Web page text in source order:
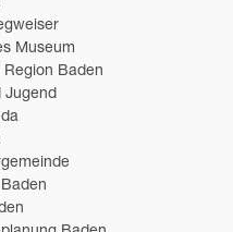
Museum
Region Baden
Jugend